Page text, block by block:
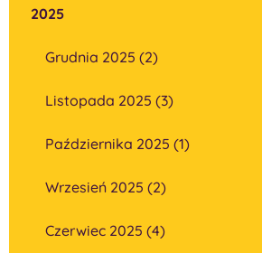
2025
Grudnia 2025 (2)
Listopada 2025 (3)
Października 2025 (1)
Wrzesień 2025 (2)
Czerwiec 2025 (4)